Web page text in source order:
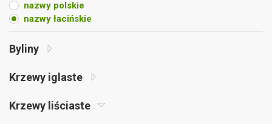
nazwy polskie
nazwy łacińskie
Byliny
Krzewy iglaste
Krzewy liściaste